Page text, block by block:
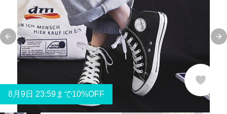
Previous slide
8月 9日 23:59まで10%OFF